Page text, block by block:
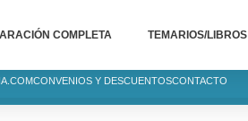
COMPLETA TEMARIOS/LIBROS
CONVENIOS Y DESCUENTOSCONTACTO